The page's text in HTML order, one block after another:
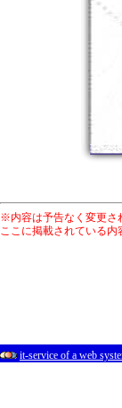
※内容は予告なく変更さ
ここに掲載されている
it-service of a web